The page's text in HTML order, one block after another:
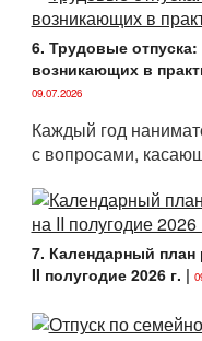
6. Трудовые
возникающих в
09.07.2026
Каждый год
с вопросами,
7. Календарный план
II полугодие 2026 г. |